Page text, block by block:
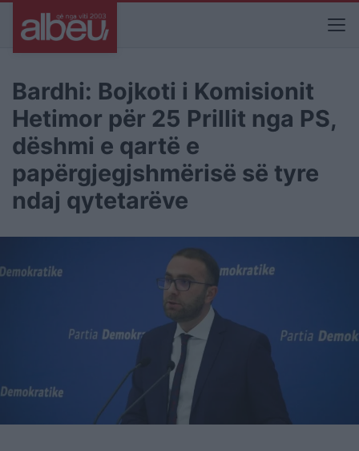
Bardhi: Bojkoti i Komisionit
Hetimor për 25 Prillit nga PS,
dëshmi e qartë e
papërgjegjshmërisë së tyre
ndaj qytetarëve